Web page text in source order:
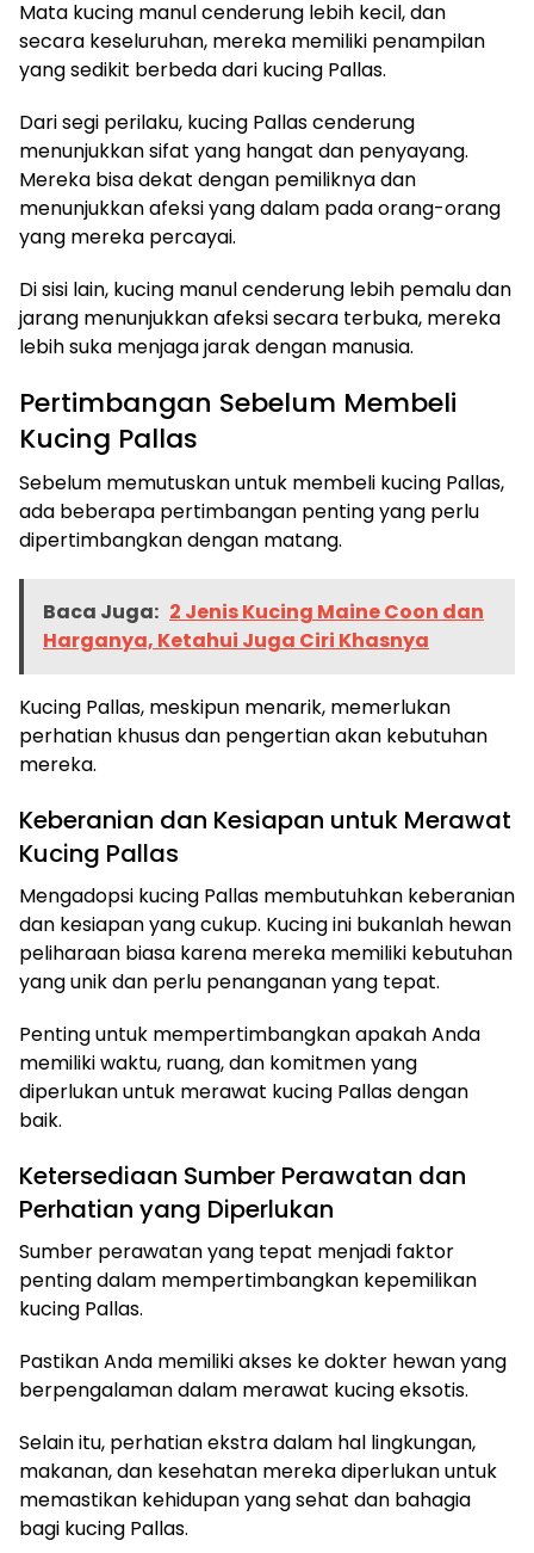
Mata kucing manul cenderung lebih kecil, dan
secara keseluruhan, mereka memiliki penampilan
yang sedikit berbeda dari kucing Pallas.
Dari segi perilaku, kucing Pallas cenderung
menunjukkan sifat yang hangat dan penyayang.
Mereka bisa dekat dengan pemiliknya dan
menunjukkan afeksi yang dalam pada orang-orang
yang mereka percayai.
Di sisi lain, kucing manul cenderung lebih pemalu dan
jarang menunjukkan afeksi secara terbuka, mereka
lebih suka menjaga jarak dengan manusia.
Pertimbangan Sebelum Membeli
Kucing Pallas
Sebelum memutuskan untuk membeli kucing Pallas,
ada beberapa pertimbangan penting yang perlu
dipertimbangkan dengan matang.
Baca Juga: 2 Jenis Kucing Maine Coon dan
Harganya, Ketahui Juga Ciri Khasnya
Kucing Pallas, meskipun menarik, memerlukan
perhatian khusus dan pengertian akan kebutuhan
mereka.
Keberanian dan Kesiapan untuk Merawat
Kucing Pallas
Mengadopsi kucing Pallas membutuhkan keberanian
dan kesiapan yang cukup. Kucing ini bukanlah hewan
peliharaan biasa karena mereka memiliki kebutuhan
yang unik dan perlu penanganan yang tepat.
Penting untuk mempertimbangkan apakah Anda
memiliki waktu, ruang, dan komitmen yang
diperlukan untuk merawat kucing Pallas dengan
baik.
Ketersediaan Sumber Perawatan dan
Perhatian yang Diperlukan
Sumber perawatan yang tepat menjadi faktor
penting dalam mempertimbangkan kepemilikan
kucing Pallas.
Pastikan Anda memiliki akses ke dokter hewan yang
berpengalaman dalam merawat kucing eksotis.
Selain itu, perhatian ekstra dalam hal lingkungan,
makanan, dan kesehatan mereka diperlukan untuk
memastikan kehidupan yang sehat dan bahagia
bagi kucing Pallas.